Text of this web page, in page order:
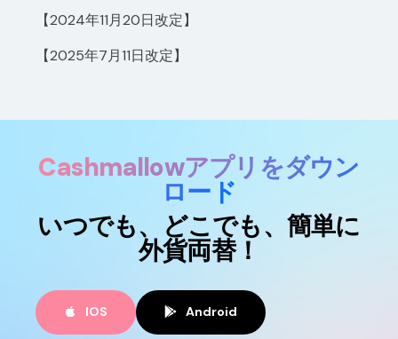
【2024年11月20日改定】
【2025年7月11日改定】
Cashmallowアプリをダウン
ロード
いつでも、どこでも、簡単に
外貨両替！
IOS Android